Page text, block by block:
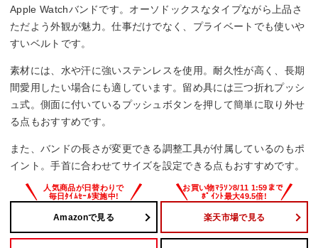
Apple Watchバンドです。オーソドックスなタイプながら上品さ
ただよう外観が魅力。仕事だけでなく、プライベートでも使いや
すいベルトです。
素材には、水や汗に強いステンレスを使用。耐久性が高く、長期
間愛用したい場合にも適しています。留め具には三つ折れプッシ
ュ式。側面に付いているプッシュボタンを押して簡単に取り外せ
る点もおすすめです。
また、バンドの長さが変更できる調整工具が付属しているのもポ
イント。手首に合わせてサイズを設定できる点もおすすめです。
Amazonで見る 楽天市場で見る